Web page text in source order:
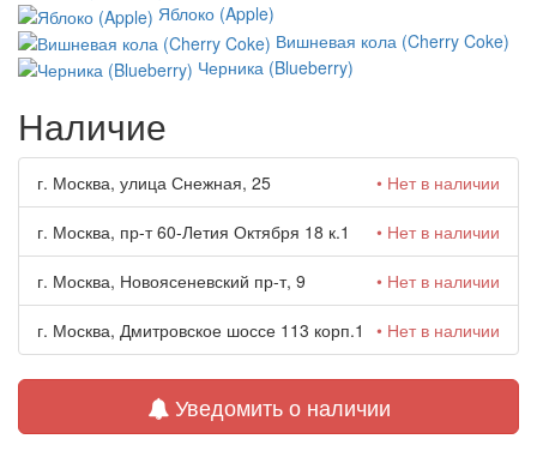
Яблоко (Apple)
Вишневая кола (Cherry Coke)
Черника (Blueberry)
Наличие
г. Москва, улица Снежная, 25 • Нет в наличии
г. Москва, пр-т 60-Летия Октября 18 к.1 • Нет в наличии
г. Москва, Новоясеневский пр-т, 9 • Нет в наличии
г. Москва, Дмитровское шоссе 113 корп.1 • Нет в наличии
Уведомить о наличии